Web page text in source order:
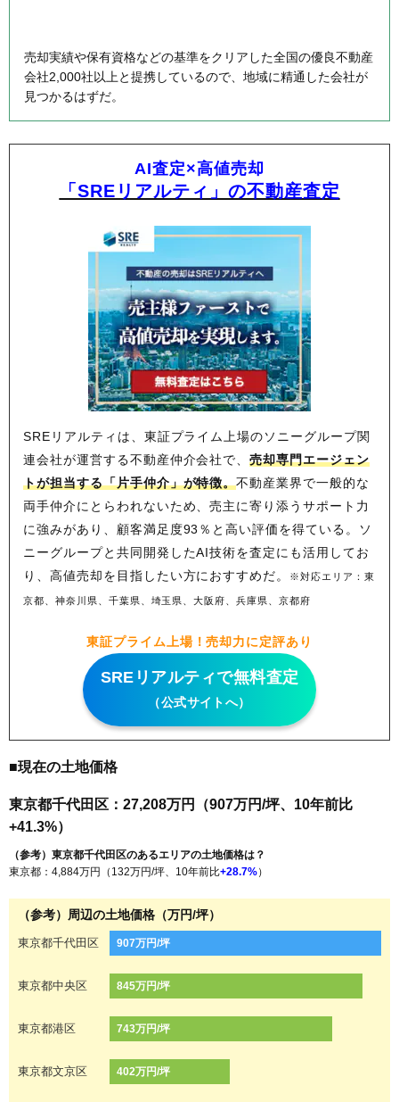
売却実績や保有資格などの基準をクリアした全国の優良不動産
会社2,000社以上と提携しているので、地域に精通した会社が
見つかるはずだ。
AI査定×高値売却
「SREリアルティ」の不動産査定
SREリアルティは、東証プライム上場のソニーグループ関
連会社が運営する不動産仲介会社で、売却専門エージェン
トが担当する「片手仲介」が特徴。不動産業界で一般的な
両手仲介にとらわれないため、売主に寄り添うサポート力
に強みがあり、顧客満足度93％と高い評価を得ている。ソ
ニーグループと共同開発したAI技術を査定にも活用してお
り、高値売却を目指したい方におすすめだ。
※対応エリア：東
京都、神奈川県、千葉県、埼玉県、大阪府、兵庫県、京都府
東証プライム上場！売却力に定評あり
SREリアルティで無料査定
（公式サイトへ）
■現在の土地価格
東京都千代田区：27,208万円（907万円/坪、10年前比
+41.3%）
（参考）東京都千代田区のあるエリアの土地価格は？
東京都：4,884万円（132万円/坪、10年前比+28.7%）
（参考）周辺の土地価格（万円/坪）
東京都千代田区 907万円/坪
東京都中央区 845万円/坪
東京都港区 743万円/坪
東京都文京区 402万円/坪